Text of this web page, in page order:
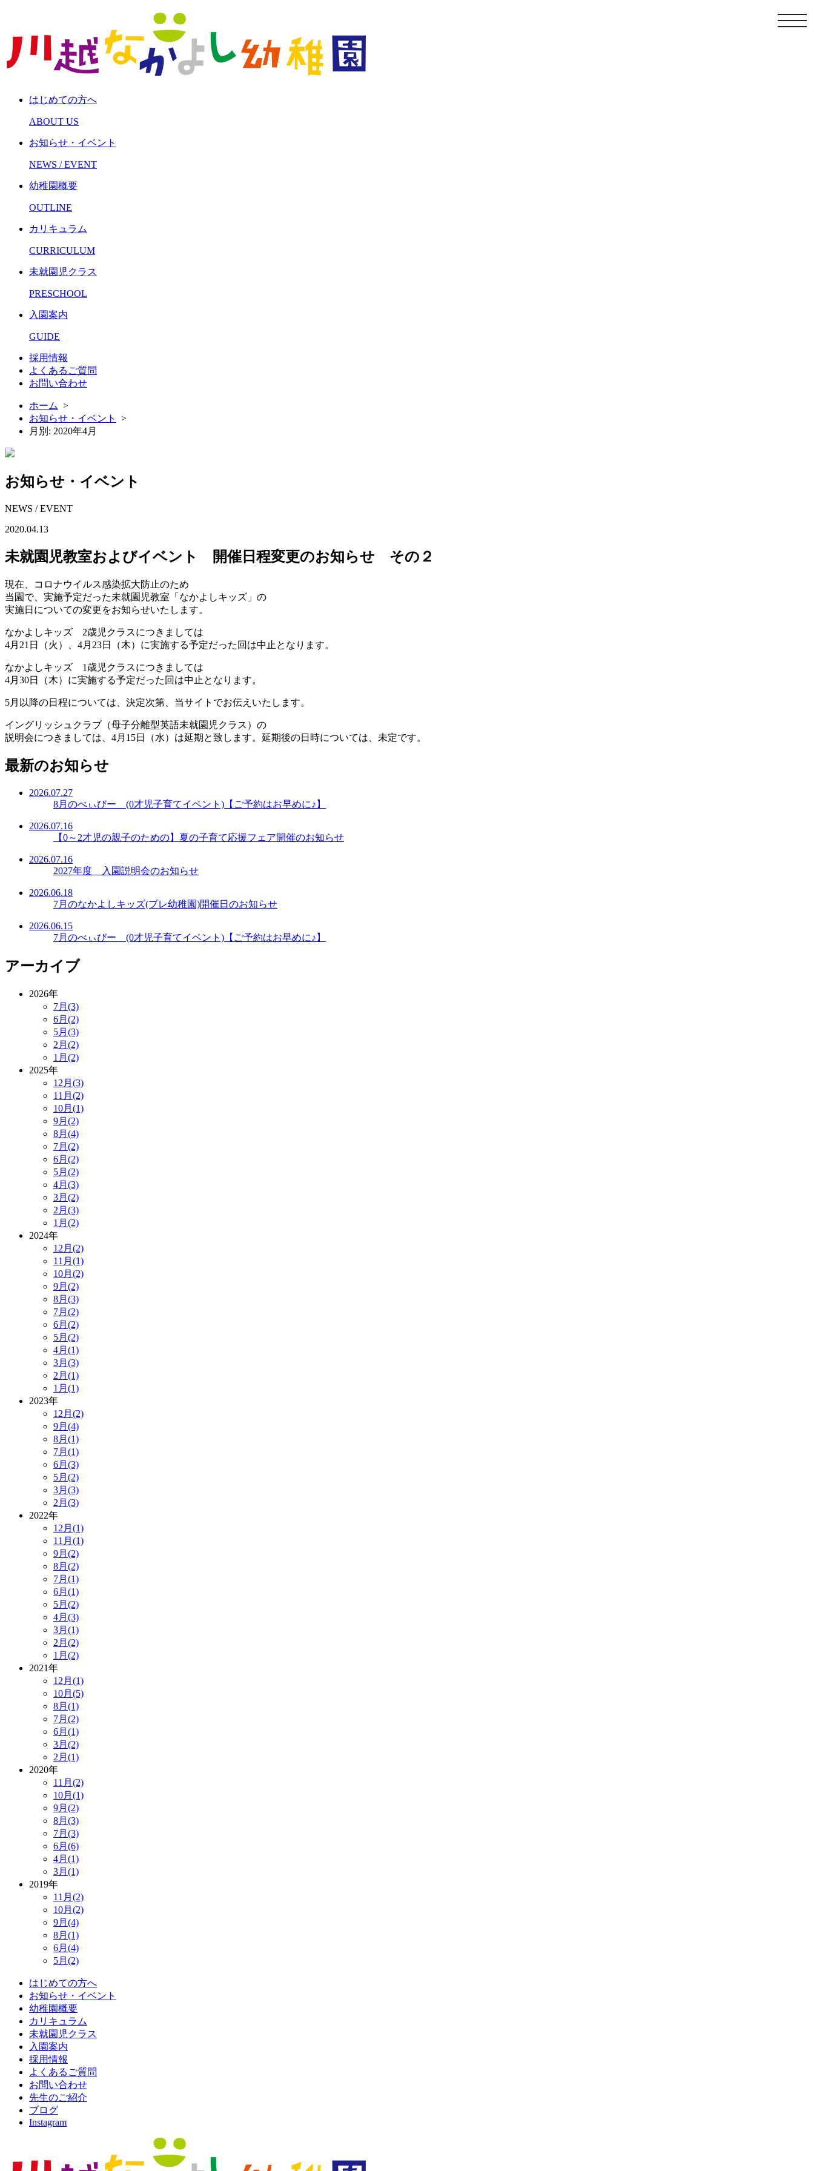
はじめての方へ
ABOUT US
お知らせ・イベント
NEWS / EVENT
幼稚園概要
OUTLINE
カリキュラム
CURRICULUM
未就園児クラス
PRESCHOOL
入園案内
GUIDE
採用情報
よくあるご質問
お問い合わせ
toggle
ホーム >
お知らせ・イベント
>
月別: 2020年4月
お知らせ・イベント
NEWS / EVENT
2020.04.13
未就園児教室およびイベント 開催日程変更のお知らせ その２
現在、コロナウイルス感染拡大防止のため
当園で、実施予定だった未就園児教室「なかよしキッズ」の
実施日についての変更をお知らせいたします。
なかよしキッズ 2歳児クラスにつきましては
4月21日（火）、4月23日（木）に実施する予定だった回は中止となります。
なかよしキッズ 1歳児クラスにつきましては
4月30日（木）に実施する予定だった回は中止となります。
5月以降の日程については、決定次第、当サイトでお伝えいたします。
イングリッシュクラブ（母子分離型英語未就園児クラス）の
説明会につきましては、4月15日（水）は延期と致します。延期後の日時については、未定です。
最新のお知らせ
2026.07.27
8月のべぃびー (0才児子育てイベント)【ご予約はお早めに♪】
2026.07.16
【0～2才児の親子のための】夏の子育て応援フェア開催のお知らせ
2026.07.16
2027年度 入園説明会のお知らせ
2026.06.18
7月のなかよしキッズ(プレ幼稚園)開催日のお知らせ
2026.06.15
7月のべぃびー (0才児子育てイベント)【ご予約はお早めに♪】
アーカイブ
2026年
7月(3)
6月(2)
5月(3)
2月(2)
1月(2)
2025年
12月(3)
11月(2)
10月(1)
9月(2)
8月(4)
7月(2)
6月(2)
5月(2)
4月(3)
3月(2)
2月(3)
1月(2)
2024年
12月(2)
11月(1)
10月(2)
9月(2)
8月(3)
7月(2)
6月(2)
5月(2)
4月(1)
3月(3)
2月(1)
1月(1)
2023年
12月(2)
9月(4)
8月(1)
7月(1)
6月(3)
5月(2)
3月(3)
2月(3)
2022年
12月(1)
11月(1)
9月(2)
8月(2)
7月(1)
6月(1)
5月(2)
4月(3)
3月(1)
2月(2)
1月(2)
2021年
12月(1)
10月(5)
8月(1)
7月(2)
6月(1)
3月(2)
2月(1)
2020年
11月(2)
10月(1)
9月(2)
8月(3)
7月(3)
6月(6)
4月(1)
3月(1)
2019年
11月(2)
10月(2)
9月(4)
8月(1)
6月(4)
5月(2)
はじめての方へ
お知らせ・イベント
幼稚園概要
カリキュラム
未就園児クラス
入園案内
採用情報
よくあるご質問
お問い合わせ
先生のご紹介
ブログ
Instagram